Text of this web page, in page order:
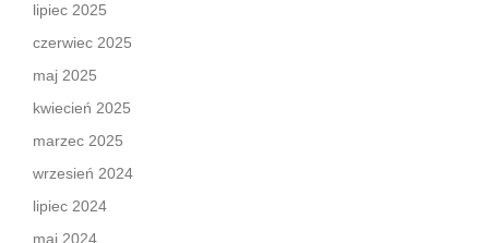
lipiec 2025
czerwiec 2025
maj 2025
kwiecień 2025
marzec 2025
wrzesień 2024
lipiec 2024
maj 2024